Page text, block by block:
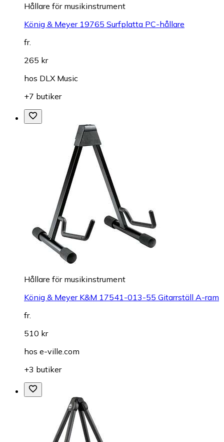
Hållare för musikinstrument
König & Meyer 19765 Surfplatta PC-hållare
fr.
265 kr
hos DLX Music
+7 butiker
Hållare för musikinstrument
König & Meyer K&M 17541-013-55 Gitarrställ A-ram
fr.
510 kr
hos e-ville.com
+3 butiker